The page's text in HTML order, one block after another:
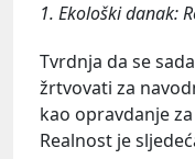
1. Ekološki danak:
Tvrdnja da se
žrtvovati za
kao opravdanje
Realnost je